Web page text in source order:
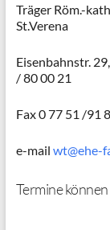
Träger Röm.-
St.Verena
Eisenbahnstr.
/ 80 00 21
Fax 0 77 51 /91
e-mail wt@ehe-
Termine